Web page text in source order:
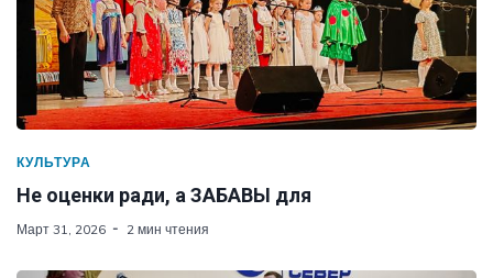
КУЛЬТУРА
Не оценки ради, а ЗАБАВЫ для
Март 31, 2026 2 мин чтения